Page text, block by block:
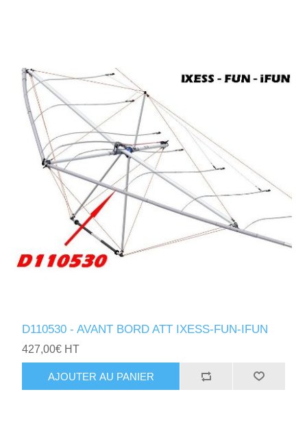
D110530 - AVANT BORD ATT IXESS-FUN-IFUN
427,00€ HT
AJOUTER AU PANIER